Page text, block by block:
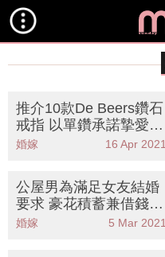
推介10款De Beers鑽石
戒指 以單鑽承諾摯愛共
同迎接閃爍人生
婚嫁 16 Apr 2021
公屋男為滿足女友結婚
要求 豪花積蓄兼借錢買
新樓鑽戒 大呻為供樓失
婚嫁 5 Mar 2021